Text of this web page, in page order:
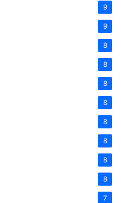
9
9
8
8
8
8
8
8
8
8
7